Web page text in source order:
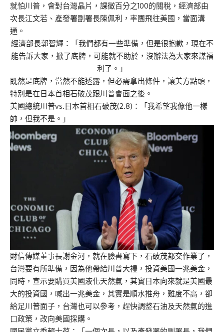
就怕川普，會對台灣晶片，課徵百分之100的關稅，經濟部由
次長江文若、產發署副署長陳佩利，率團飛往美國，當面溝
通。
經濟部長郭智輝：「我們都有一些準備，但是很抱歉，現在不
能告訴大家，掀了底牌，可能就不助於，沒辦法為大家來謀福
利了。」
既然是底牌，當然不能透露，但必需拿出條件，讓美方點頭，
特別是在日本首相石破茂跟川普會面之後。
美國總統川普vs.日本首相石破茂(2.8)：「我希望我像他一樣
帥，但我不是。」
財信傳媒董事長謝金河，就在臉書寫下，石破茂都交作業了，
台灣要有所準備，因為他帶給川普大禮，投資美國一兆美金，
同時，宣示要購買美國液化天然氣，其實日本向來就是美國最
大的投資國，喊出一兆美金，其實是順水推舟，難度不高，卻
給足川普面子，台灣也可以參考，趕快調整石油及天然氣的進
口政策，改向美國採購。